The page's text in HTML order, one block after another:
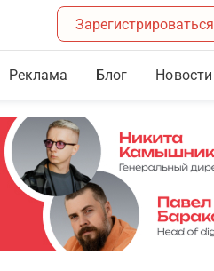
Зарегистрироваться
Реклама Блог Новости